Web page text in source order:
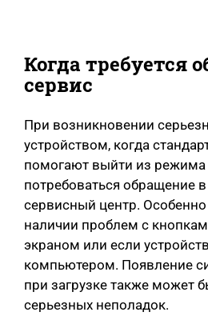
Когда требуется
сервис
При возникновении
устройством, когда
помогают выйти из
потребоваться обращение
сервисный центр. Особенно
наличии проблем с
экраном или если
компьютером. Появление
при загрузке также может
серьезных неполадок.